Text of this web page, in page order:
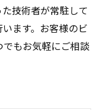
技術者が常駐して
ます。お客様のビ
もお気軽にご相談